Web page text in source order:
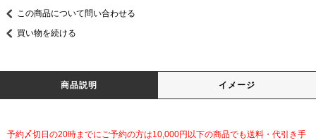
この商品について問い合わせる
買い物を続ける
商品説明 イメージ
予約〆切日の20時までにご予約の方は10,000円以下の商品でも送料・代引き手